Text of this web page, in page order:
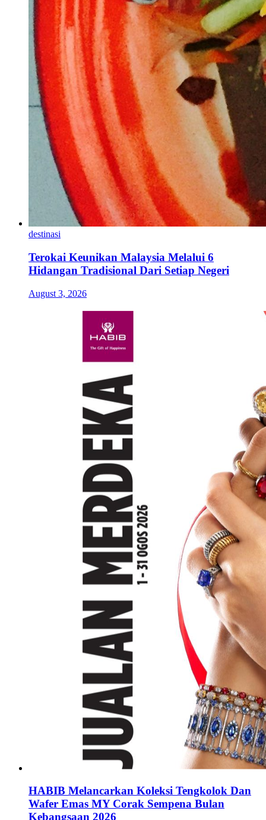
destinasi
Terokai Keunikan Malaysia Melalui 6
Hidangan Tradisional Dari Setiap Negeri
August 3, 2026
HABIB Melancarkan Koleksi Tengkolok Dan
Wafer Emas MY Corak Sempena Bulan
Kebangsaan 2026